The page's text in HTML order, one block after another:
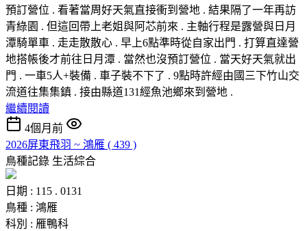
預訂營位 . 看著當周好天氣直接衝到營地 . 結果隔了一年再訪
青綠園 . 但這回帶上老姐與阿芯前來 . 主軸行程是露營與日月
潭騎單車 . 走走散散心 . 早上6點準時從自家出門 . 打算直達營
地搭帳後才前往日月潭 . 當然也沒預訂營位 . 當天好天氣就出
門 . 一車5人+裝備 . 車子裝不下了 . 9點時許經由國三下竹山交
流道往集集鎮 . 接由縣道131經魚池鄉來到營地 .
繼續閱讀
4個月前
2026屏東飛羽 ~ 鴻雁 ( 439 )
鳥種記錄 生活綜合
日期 : 115 . 0131
鳥種 : 鴻雁
科別 : 雁鴨科